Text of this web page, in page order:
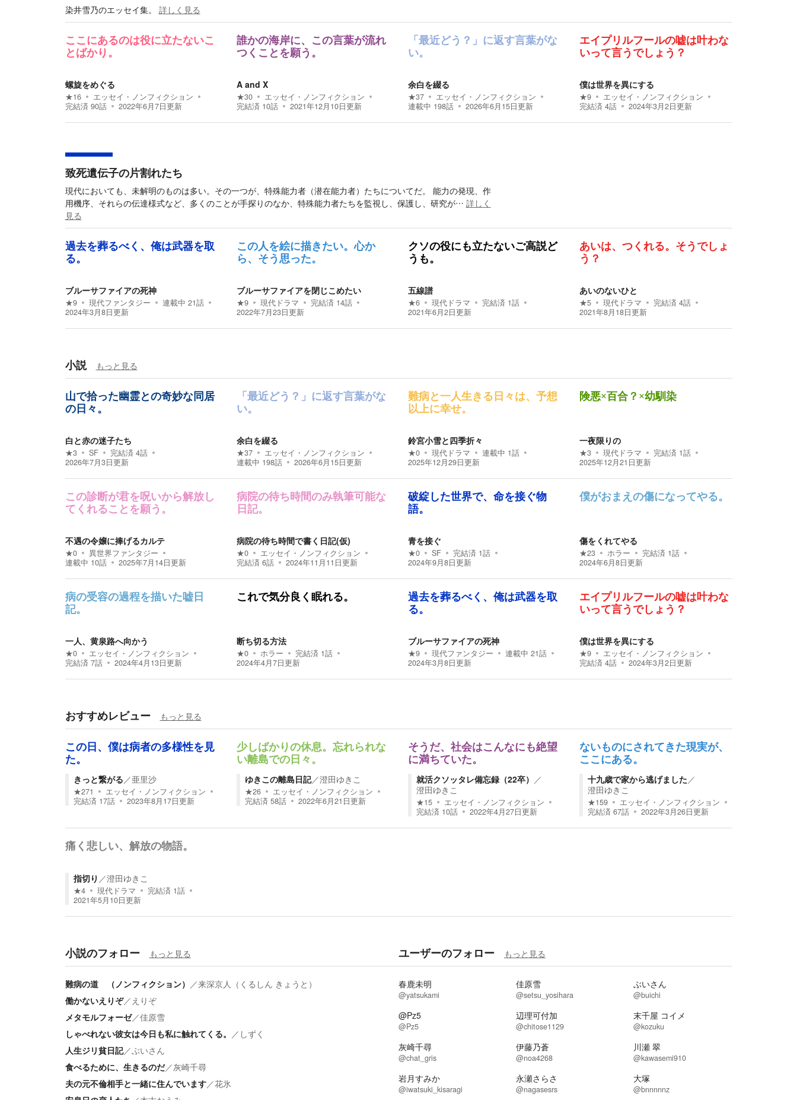
染井雪乃のエッセイ集。 詳しく見る
ここにあるのは役に立たないこ
とばかり。
螺旋をめぐる
★16
エッセイ・ノンフィクション
完結済 90話 2022年6月7日更新
誰かの海岸に、この言葉が流れ
つくことを願う。
A and X
★30
エッセイ・ノンフィクション
完結済 10話 2021年12月10日更新
「最近どう？」に返す言葉がな
い。
余白を綴る
★37
エッセイ・ノンフィクション
連載中 198話 2026年6月15日更新
エイプリルフールの嘘は叶わな
いって言うでしょう？
僕は世界を異にする
★9
エッセイ・ノンフィクション
完結済 4話 2024年3月2日更新
致死遺伝子の片割れたち
現代においても、未解明のものは多い。その一つが、特殊能力者（潜在能力者）たちについてだ。 能力の発現、作
用機序、それらの伝達様式など、多くのことが手探りのなか、特殊能力者たちを監視し、保護し、研究が… 詳しく
見る
過去を葬るべく、俺は武器を取
る。
ブルーサファイアの死神
★9 現代ファンタジー 連載中 21話
2024年3月8日更新
この人を絵に描きたい。心か
ら、そう思った。
ブルーサファイアを閉じこめたい
★9 現代ドラマ 完結済 14話
2022年7月23日更新
クソの役にも立たないご高説ど
うも。
五線譜
★6 現代ドラマ 完結済 1話
2021年6月2日更新
あいは、つくれる。そうでしょ
う？
あいのないひと
★5 現代ドラマ 完結済 4話
2021年8月18日更新
小説 もっと見る
山で拾った幽霊との奇妙な同居
の日々。
白と赤の迷子たち
★3 SF 完結済 4話
2026年7月3日更新
「最近どう？」に返す言葉がな
い。
余白を綴る
★37
エッセイ・ノンフィクション
連載中 198話 2026年6月15日更新
難病と一人生きる日々は、予想
以上に幸せ。
鈴宮小雪と四季折々
★0 現代ドラマ 連載中 1話
2025年12月29日更新
険悪×百合？×幼馴染
一夜限りの
★3 現代ドラマ 完結済 1話
2025年12月21日更新
この診断が君を呪いから解放し
てくれることを願う。
不遇の令嬢に捧げるカルテ
★0
異世界ファンタジー
連載中 10話 2025年7月14日更新
病院の待ち時間のみ執筆可能な
日記。
病院の待ち時間で書く日記(仮)
★0
エッセイ・ノンフィクション
完結済 6話 2024年11月11日更新
破綻した世界で、命を接ぐ物
語。
青を接ぐ
★0 SF 完結済 1話
2024年9月8日更新
僕がおまえの傷になってやる。
傷をくれてやる
★23 ホラー 完結済 1話
2024年6月8日更新
病の受容の過程を描いた嘘日
記。
一人、黄泉路へ向かう
★0
エッセイ・ノンフィクション
完結済 7話 2024年4月13日更新
これで気分良く眠れる。
断ち切る方法
★0 ホラー 完結済 1話
2024年4月7日更新
過去を葬るべく、俺は武器を取
る。
ブルーサファイアの死神
★9 現代ファンタジー 連載中 21話
2024年3月8日更新
エイプリルフールの嘘は叶わな
いって言うでしょう？
僕は世界を異にする
★9
エッセイ・ノンフィクション
完結済 4話 2024年3月2日更新
おすすめレビュー もっと見る
この日、僕は病者の多様性を見
た。
きっと繋がる／亜里沙
★271
エッセイ・ノンフィクション
完結済 17話 2023年8月17日更新
少しばかりの休息。忘れられな
い離島での日々。
ゆきこの離島日記／澄田ゆきこ
★26
エッセイ・ノンフィクション
完結済 58話 2022年6月21日更新
そうだ、社会はこんなにも絶望
に満ちていた。
就活クソッタレ備忘録（22卒） ／
澄田ゆきこ
★15
エッセイ・ノンフィクション
完結済 10話 2022年4月27日更新
ないものにされてきた現実が、
ここにある。
十九歳で家から逃げました／
澄田ゆきこ
★159
エッセイ・ノンフィクション
完結済 67話 2022年3月26日更新
痛く悲しい、解放の物語。
指切り ／澄田ゆきこ
★4 現代ドラマ 完結済 1話
2021年5月10日更新
小説のフォロー もっと見る
難病の道 （ノンフィクション） ／来深京人（くるしん きょうと）
働かないえりぞ／ えりぞ
メタモルフォーゼ／佳原雪
しゃべれない彼女は今日も私に触れてくる。 ／ しずく
人生ジリ貧日記／ぶいさん
食べるために、生きるのだ／灰崎千尋
夫の元不倫相手と一緒に住んでいます／花氷
ユーザーのフォロー もっと見る
春鹿未明
@yatsukami
佳原雪
@setsu_yosihara
ぶいさん
@buichi
@Pz5
@Pz5
辺理可付加
@chitose1129
末千屋 コイメ
@kozuku
灰崎千尋
@chat_gris
伊藤乃蒼
@noa4268
川瀬 翠
@kawasemi910
岩月すみか
@iwatsuki_kisaragi
永瀬さらさ
@nagasesrs
大塚
@bnnnnnz